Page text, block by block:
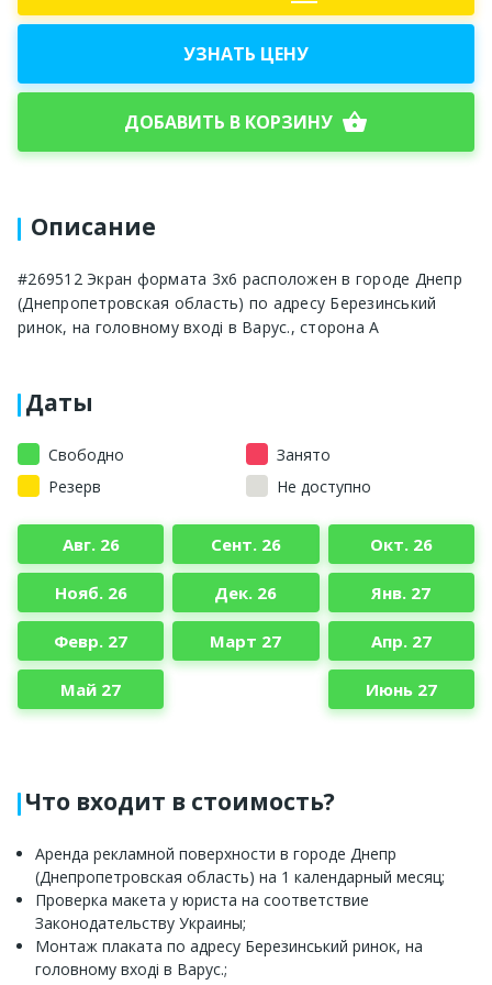
УЗНАТЬ ЦЕНУ
ДОБАВИТЬ В КОРЗИНУ shopping_basket
Описание
#269512 Экран формата 3х6 расположен в городе Днепр
(Днепропетровская область) по адресу Березинський
ринок, на головному вході в Варус., сторона А
Даты
Свободно
Занято
Резерв
Не доступно
Авг. 26 Сент. 26 Окт. 26
Нояб. 26 Дек. 26 Янв. 27
Февр. 27 Март 27 Апр. 27
Май 27 Июнь 27
Что входит в стоимость?
Аренда рекламной поверхности в городе Днепр
(Днепропетровская область) на 1 календарный месяц;
Проверка макета у юриста на соответствие
Законодательству Украины;
Монтаж плаката по адресу Березинський ринок, на
головному вході в Варус.;